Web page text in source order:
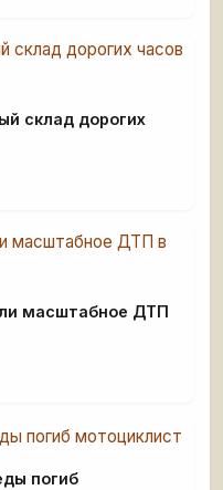
склад дорогих
масштабное ДТП
погиб